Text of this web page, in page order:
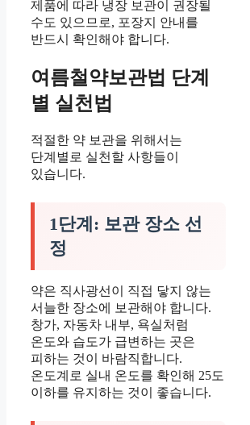
제품에 따라 냉장 보관이 권장될
수도 있으므로, 포장지 안내를
반드시 확인해야 합니다.
여름철약보관법 단계
별 실천법
적절한 약 보관을 위해서는
단계별로 실천할 사항들이
있습니다.
1단계: 보관 장소 선
정
약은 직사광선이 직접 닿지 않는
서늘한 장소에 보관해야 합니다.
창가, 자동차 내부, 욕실처럼
온도와 습도가 급변하는 곳은
피하는 것이 바람직합니다.
온도계로 실내 온도를 확인해 25도
이하를 유지하는 것이 좋습니다.